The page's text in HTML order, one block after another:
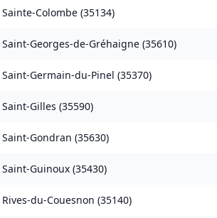
Sainte-Colombe (35134)
Saint-Georges-de-Gréhaigne (35610)
Saint-Germain-du-Pinel (35370)
Saint-Gilles (35590)
Saint-Gondran (35630)
Saint-Guinoux (35430)
Rives-du-Couesnon (35140)